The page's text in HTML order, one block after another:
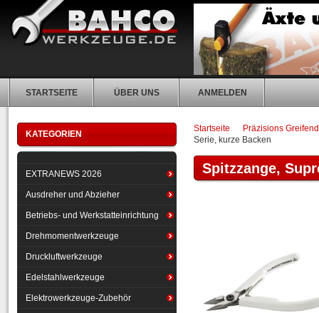
STARTSEITE ÜBER UNS ANMELDEN
Startseite
Präzisions
Serie, kurze Backen
Spitzzange,
KATEGORIEN
EXTRANEWS 2026
Ausdreher und Abzieher
Betriebs- und Werkstatteinrichtung
Drehmomentwerkzeuge
Druckluftwerkzeuge
Edelstahlwerkzeuge
Elektrowerkzeuge-Zubehör